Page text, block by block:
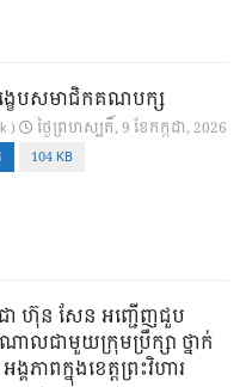
ង្ខេបសមាជិកគណបក្ស
) ថ្ងៃ​ព្រហស្បតិ៍, 9 ខែ​កក្កដា, 2026
104 KB
ោ ហ៊ុន សែន អញ្ជើញជួប
ជាមួយក្រុមប្រឹក្សា ថ្នាក់
ង្គភាពក្នុងខេត្តព្រះវិហារ